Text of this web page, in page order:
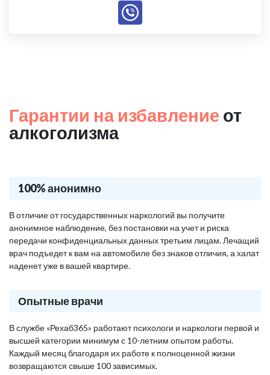
Гарантии на избавление от
алкоголизма
100% анонимно
В отличие от государственных наркологий вы получите
анонимное наблюдение, без постановки на учет и риска
передачи конфиденциальных данных третьим лицам. Лечащий
врач подъедет к вам на автомобиле без знаков отличия, а халат
наденет уже в вашей квартире.
Опытные врачи
В службе «Рехаб365» работают психологи и наркологи первой и
высшей категории минимум с 10-летним опытом работы.
Каждый месяц благодаря их работе к полноценной жизни
возвращаются свыше 100 зависимых.